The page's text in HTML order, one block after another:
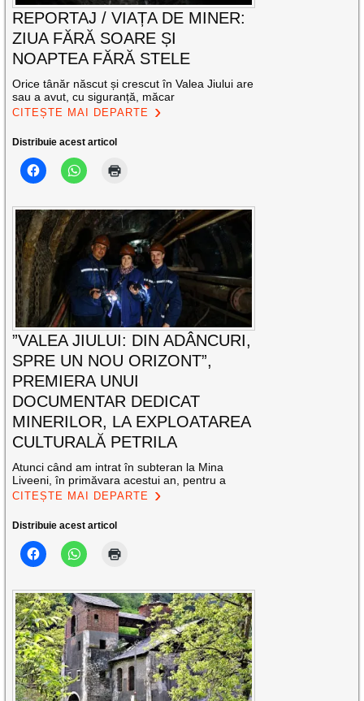
REPORTAJ / VIAȚA DE MINER:
ZIUA FĂRĂ SOARE ȘI
NOAPTEA FĂRĂ STELE
Orice tânăr născut și crescut în Valea Jiului are
sau a avut, cu siguranță, măcar
CITEȘTE MAI DEPARTE
Distribuie acest articol
”VALEA JIULUI: DIN ADÂNCURI,
SPRE UN NOU ORIZONT”,
PREMIERA UNUI
DOCUMENTAR DEDICAT
MINERILOR, LA EXPLOATAREA
CULTURALĂ PETRILA
Atunci când am intrat în subteran la Mina
Liveeni, în primăvara acestui an, pentru a
CITEȘTE MAI DEPARTE
Distribuie acest articol